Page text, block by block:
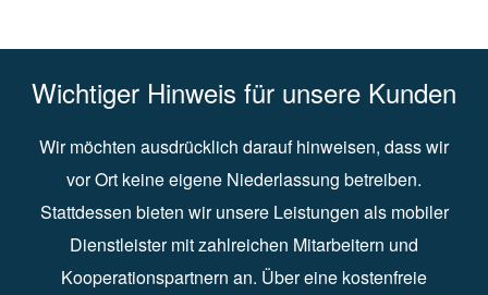
Wichtiger Hinweis für unsere Kunden
Wir möchten ausdrücklich darauf hinweisen, dass wir
vor Ort keine eigene Niederlassung betreiben.
Stattdessen bieten wir unsere Leistungen als mobiler
Dienstleister mit zahlreichen Mitarbeitern und
Kooperationspartnern an. Über eine kostenfreie